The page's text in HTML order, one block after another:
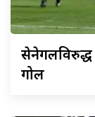
सेनेगलविरुद्ध
गोल